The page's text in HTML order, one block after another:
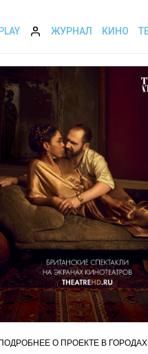
PLAY ЖУРНАЛ КИНО
ПОДРОБНЕЕ О ПРОЕКТЕ В